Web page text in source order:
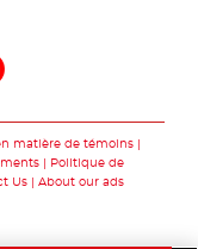
matière de témoins
Politique de
Us About our ads